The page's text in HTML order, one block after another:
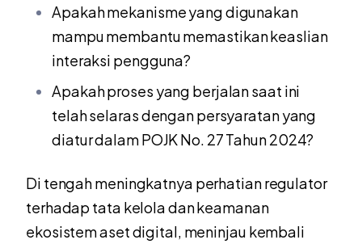
Apakah mekanisme yang digunakan
mampu membantu memastikan keaslian
interaksi pengguna?
Apakah proses yang berjalan saat ini
telah selaras dengan persyaratan yang
diatur dalam POJK No. 27 Tahun 2024?
Di tengah meningkatnya perhatian regulator
terhadap tata kelola dan keamanan
ekosistem aset digital, meninjau kembali